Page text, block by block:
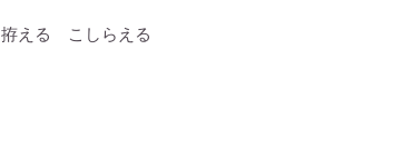
拵える こしらえる